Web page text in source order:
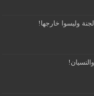
وليسوا خارجها!